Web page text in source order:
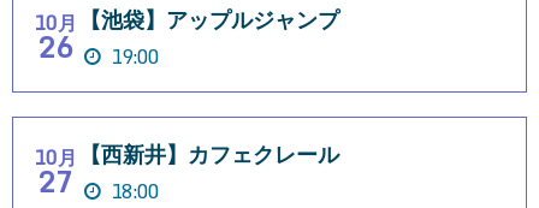
10月
26
【池袋】アップルジャンプ
19:00
10月
27
【西新井】カフェクレール
18:00